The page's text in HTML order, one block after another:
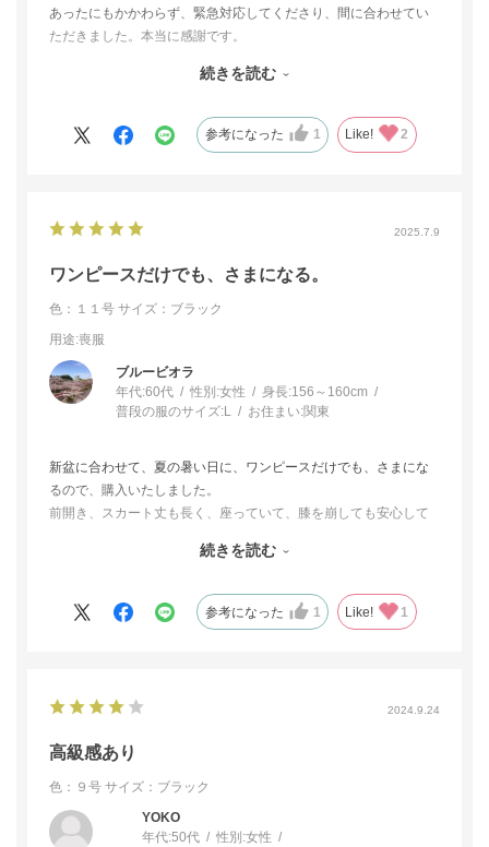
あったにもかかわらず、緊急対応してくださり、間に合わせてい
ただきました。本当に感謝です。
デザインは、好みもありますが、希望に沿った形でした。
たです。
続きを読む
参考になった 1 Like! 2
2025.7.9
ワンピースだけでも、さまになる。
色：１１号 サイズ：ブラック
用途:喪服
ブルービオラ
年代:60代 性別:女性 身長:156～160cm
普段の服のサイズ:L お住まい:関東
新盆に合わせて、夏の暑い日に、ワンピースだけでも、さまにな
るので、購入いたしました。
前開き、スカート丈も長く、座っていて、膝を崩しても安心して
生地もさらりと着心地もよく、シンプルでスッキリしたデザイン
続きを読む
参考になった 1 Like! 1
2024.9.24
高級感あり
色：９号 サイズ：ブラック
YOKO
年代:50代 性別:女性